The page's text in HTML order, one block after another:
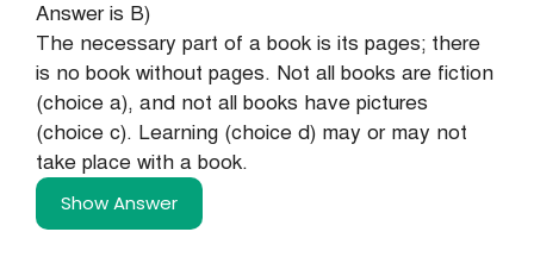
Answer is B)
The necessary part of a book is its pages; there
is no book without pages. Not all books are fiction
(choice a), and not all books have pictures
(choice c). Learning (choice d) may or may not
take place with a book.
Show Answer